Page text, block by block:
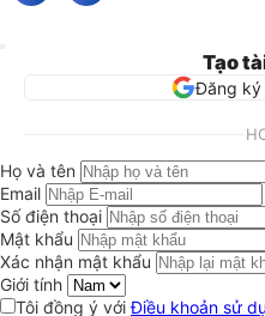
Tạo
Đăng ký
Họ và tên
Email
Số điện thoại
Mật khẩu
Xác nhận mật khẩu
Giới tính
Tôi đồng ý vớiĐiều khoản sử